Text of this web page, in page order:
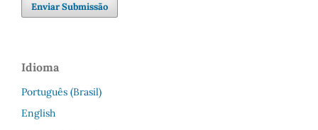
Enviar Submissão
Idioma
Português (Brasil)
English